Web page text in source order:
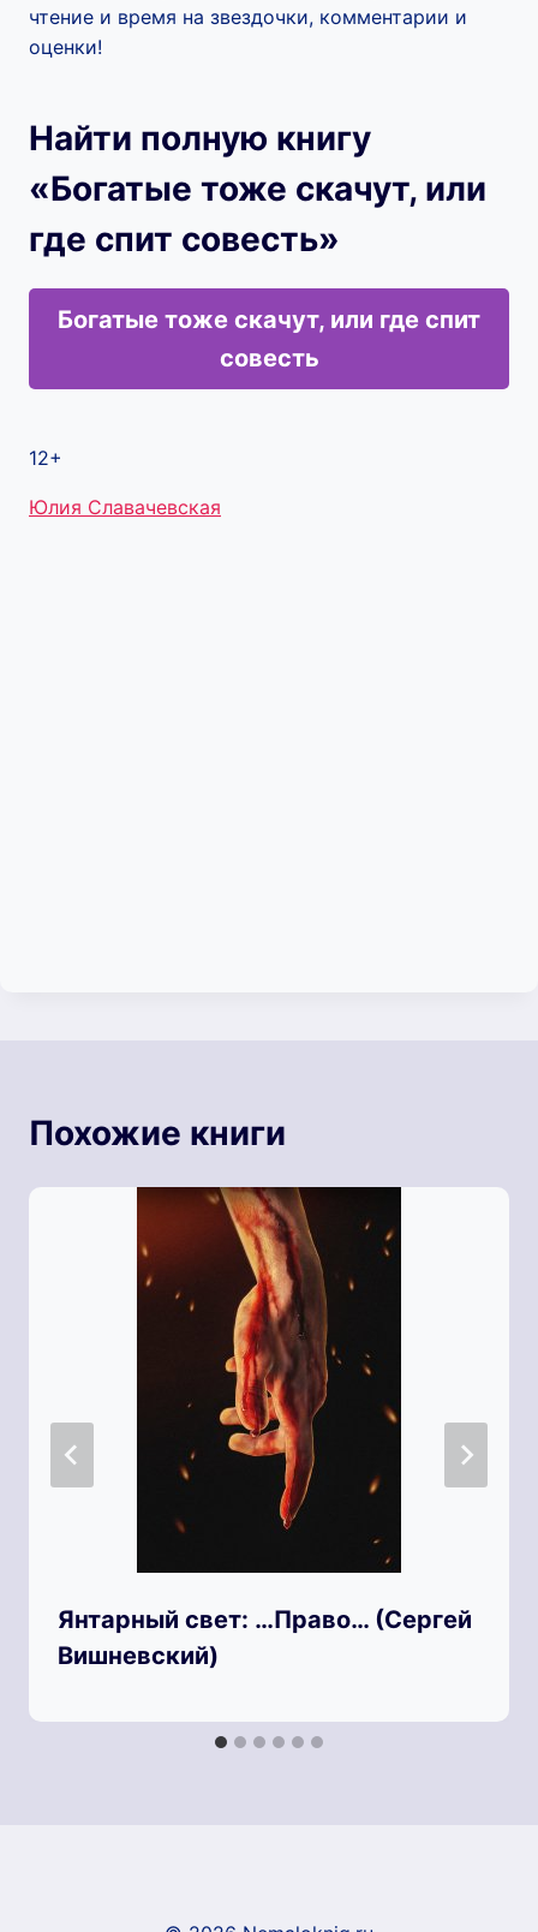
чтение и время на звездочки, комментарии и
оценки!
Найти полную книгу
«Богатые тоже скачут, или
где спит совесть»
Богатые тоже скачут, или где спит
совесть
12+
Метки
Юлия Славачевская
Похожие книги
Янтарный свет: …Право… (Сергей
Вишневский)